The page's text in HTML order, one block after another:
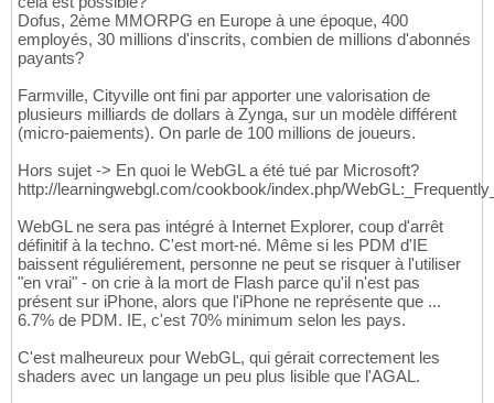
Dofus, 2ème MMORPG en Europe à une époque, 400
employés, 30 millions d'inscrits, combien de millions d'abonnés
payants?
Farmville, Cityville ont fini par apporter une valorisation de
plusieurs milliards de dollars à Zynga, sur un modèle différent
(micro-paiements). On parle de 100 millions de joueurs.
Hors sujet -> En quoi le WebGL a été tué par Microsoft?
http://learningwebgl.com/cookbook/index.php/
WebGL ne sera pas intégré à Internet Explorer, coup d'arrêt
définitif à la techno. C'est mort-né. Même si les PDM d'IE
baissent réguliérement, personne ne peut se risquer à l'utiliser
"en vrai" - on crie à la mort de Flash parce qu'il n'est pas
présent sur iPhone, alors que l'iPhone ne représente que ...
6.7% de PDM. IE, c'est 70% minimum selon les pays.
C'est malheureux pour WebGL, qui gérait correctement les
shaders avec un langage un peu plus lisible que l'AGAL.